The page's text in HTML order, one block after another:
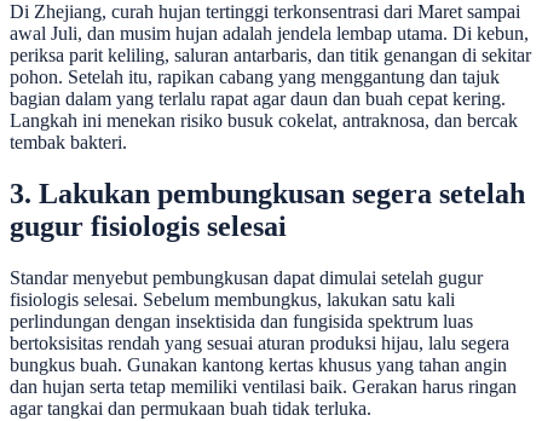
Di Zhejiang, curah hujan tertinggi terkonsentrasi dari Maret sampai
awal Juli, dan musim hujan adalah jendela lembap utama. Di kebun,
periksa parit keliling, saluran antarbaris, dan titik genangan di sekitar
pohon. Setelah itu, rapikan cabang yang menggantung dan tajuk
bagian dalam yang terlalu rapat agar daun dan buah cepat kering.
Langkah ini menekan risiko busuk cokelat, antraknosa, dan bercak
tembak bakteri.
3. Lakukan pembungkusan segera setelah
gugur fisiologis selesai
Standar menyebut pembungkusan dapat dimulai setelah gugur
fisiologis selesai. Sebelum membungkus, lakukan satu kali
perlindungan dengan insektisida dan fungisida spektrum luas
bertoksisitas rendah yang sesuai aturan produksi hijau, lalu segera
bungkus buah. Gunakan kantong kertas khusus yang tahan angin
dan hujan serta tetap memiliki ventilasi baik. Gerakan harus ringan
agar tangkai dan permukaan buah tidak terluka.